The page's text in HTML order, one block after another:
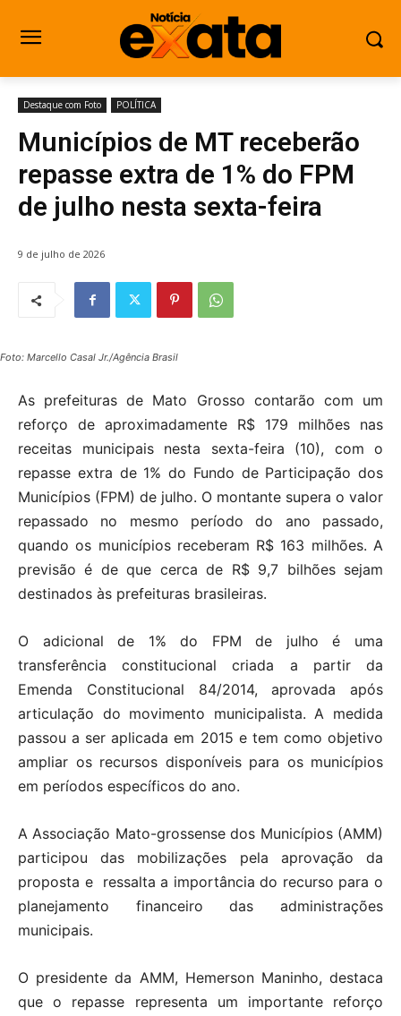
Destaque com Foto POLÍTICA
Municípios de MT receberão
repasse extra de 1% do FPM
de julho nesta sexta-feira
9 de julho de 2026
Foto: Marcello Casal Jr./Agência Brasil
As prefeituras de Mato Grosso contarão com um
reforço de aproximadamente R$ 179 milhões nas
receitas municipais nesta sexta-feira (10), com o
repasse extra de 1% do Fundo de Participação dos
Municípios (FPM) de julho. O montante supera o valor
repassado no mesmo período do ano passado,
quando os municípios receberam R$ 163 milhões. A
previsão é de que cerca de R$ 9,7 bilhões sejam
destinados às prefeituras brasileiras.
O adicional de 1% do FPM de julho é uma
transferência constitucional criada a partir da
Emenda Constitucional 84/2014, aprovada após
articulação do movimento municipalista. A medida
passou a ser aplicada em 2015 e tem como objetivo
ampliar os recursos disponíveis para os municípios
em períodos específicos do ano.
A Associação Mato-grossense dos Municípios (AMM)
participou das mobilizações pela aprovação da
proposta e ressalta a importância do recurso para o
planejamento financeiro das administrações
municipais.
O presidente da AMM, Hemerson Maninho, destaca
que o repasse representa um importante reforço